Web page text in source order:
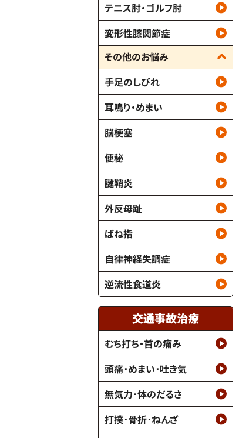
テニス肘・ゴルフ肘
変形性膝関節症
その他のお悩み
手足のしびれ
耳鳴り・めまい
脳梗塞
便秘
腱鞘炎
外反母趾
ばね指
自律神経失調症
逆流性食道炎
交通事故治療
むち打ち・首の痛み
頭痛･めまい･吐き気
無気力･体のだるさ
打撲･骨折･ねんざ